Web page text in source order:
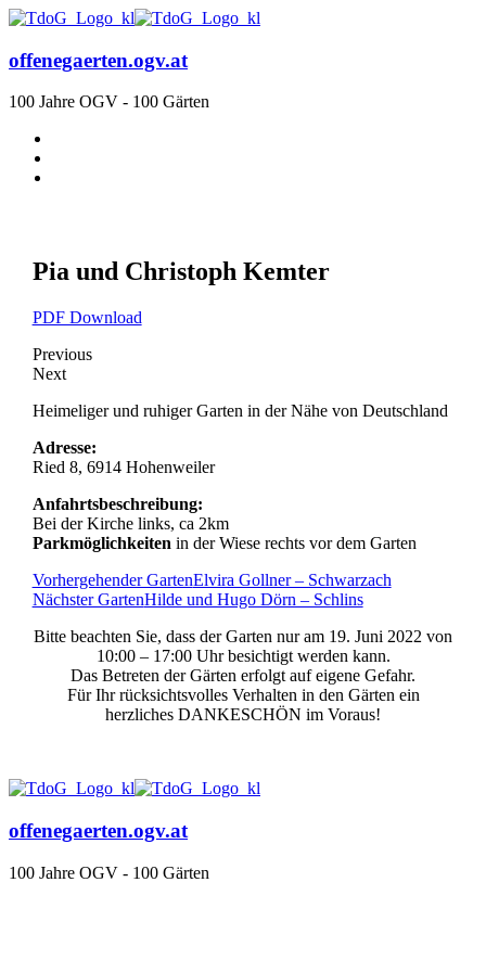
offenegaerten.ogv.at
100 Jahre OGV - 100 Gärten
Pia und Christoph Kemter
PDF Download
Previous
Next
Heimeliger und ruhiger Garten in der Nähe von Deutschland
Adresse:
Ried 8, 6914 Hohenweiler
Anfahrtsbeschreibung:
Bei der Kirche links, ca 2km
Parkmöglichkeiten in der Wiese rechts vor dem Garten
Vorhergehender GartenElvira Gollner – Schwarzach
Nächster GartenHilde und Hugo Dörn – Schlins
Bitte beachten Sie, dass der Garten nur am 19. Juni 2022 von
10:00 – 17:00 Uhr besichtigt werden kann.
Das Betreten der Gärten erfolgt auf eigene Gefahr.
Für Ihr rücksichtsvolles Verhalten in den Gärten ein
herzliches DANKESCHÖN im Voraus!
offenegaerten.ogv.at
100 Jahre OGV - 100 Gärten